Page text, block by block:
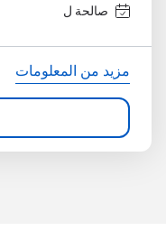
صالحة ل
مزيد من المعلومات